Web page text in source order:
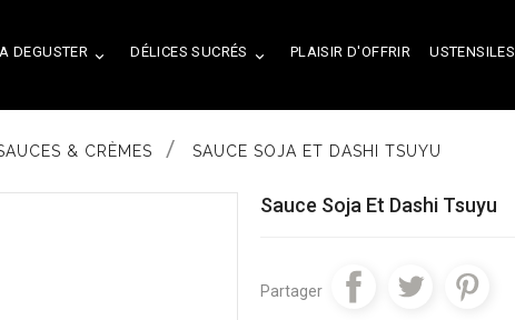

A DEGUSTER 
DÉLICES SUCRÉS PLAISIR D'OFFRIR USTENSILES
& CRÈMES SAUCE SOJA ET DASHI TSUYU
Sauce Soja Et Dashi Tsuyu
Partager